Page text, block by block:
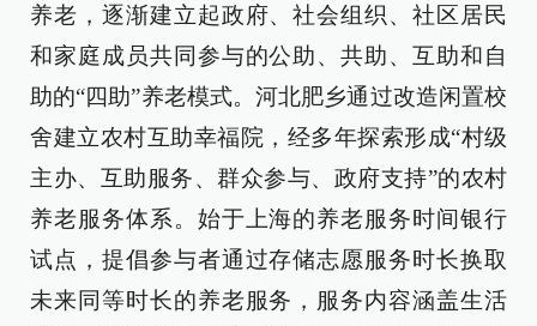
养老，逐渐建立起政府、社会组织、社区居民
和家庭成员共同参与的公助、共助、互助和自
助的“四助”养老模式。河北肥乡通过改造闲置校
舍建立农村互助幸福院，经多年探索形成“村级
主办、互助服务、群众参与、政府支持”的农村
养老服务体系。始于上海的养老服务时间银行
试点，提倡参与者通过存储志愿服务时长换取
未来同等时长的养老服务，服务内容涵盖生活